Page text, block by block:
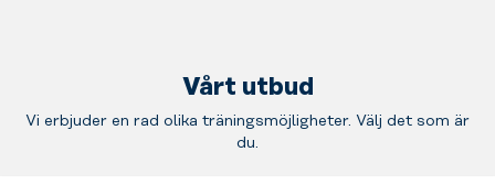
Vårt utbud
Vi erbjuder en rad olika träningsmöjligheter. Välj det som är
du.